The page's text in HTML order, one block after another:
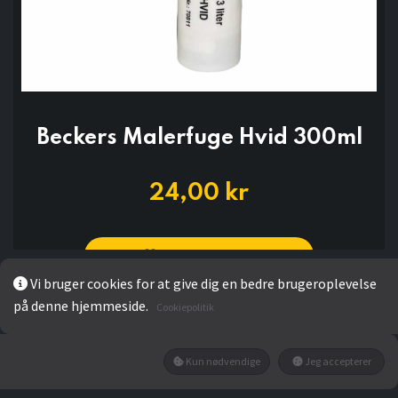
Beckers Malerfuge Hvid 300ml
24,00 kr
Add to wishlist
Vi bruger cookies for at give dig en bedre brugeroplevelse
på denne hjemmeside.
Cookiepolitik
Kun nødvendige Jeg accepterer